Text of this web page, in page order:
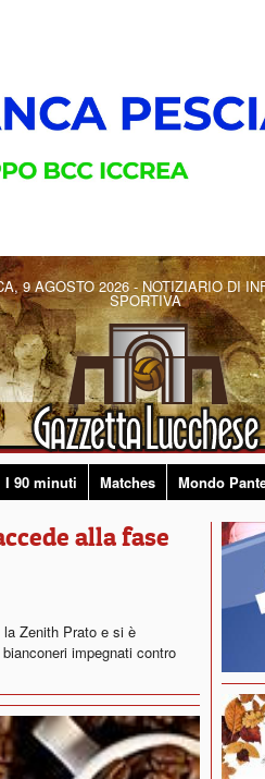
9 AGOSTO 2026 - NOTIZIARIO DI
SPORTIVA
I 90 minuti Matches Mondo
alla fase
la Zenith Prato e si è
impegnati contro